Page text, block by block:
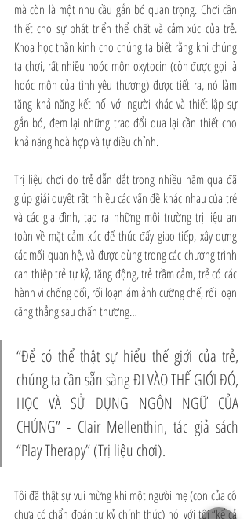
mà còn là một nhu cầu gắn bó quan trọng. Chơi cần
thiết cho sự phát triển thể chất và cảm xúc của trẻ.
Khoa học thần kinh cho chúng ta biết rằng khi chúng
ta chơi, rất nhiều hoóc môn oxytocin (còn được gọi là
hoóc môn của tình yêu thương) được tiết ra, nó làm
tăng khả năng kết nối với người khác và thiết lập sự
gắn bó, đem lại những trao đổi qua lại cần thiết cho
khả năng hoà hợp và tự điều chỉnh.
Trị liệu chơi do trẻ dẫn dắt trong nhiều năm qua đã
giúp giải quyết rất nhiều các vấn đề khác nhau của trẻ
và các gia đình, tạo ra những môi trường trị liệu an
toàn về mặt cảm xúc để thúc đẩy giao tiếp, xây dựng
các mối quan hệ, và được dùng trong các chương trình
can thiệp trẻ tự kỷ, tăng động, trẻ trầm cảm, trẻ có các
hành vi chống đối, rối loạn ám ảnh cưỡng chế, rối loạn
căng thẳng sau chấn thương…
“Để có thể thật sự hiểu thế giới của trẻ,
chúng ta cần sẵn sàng ĐI VÀO THẾ GIỚI ĐÓ,
HỌC VÀ SỬ DỤNG NGÔN NGỮ CỦA
CHÚNG” - Clair Mellenthin, tác giả sách
“Play Therapy” (Trị liệu chơi).
Tôi đã thật sự vui mừng khi một người mẹ (con của cô
chưa có chẩn đoán tự kỷ chính thức) nói với tôi “kể cả